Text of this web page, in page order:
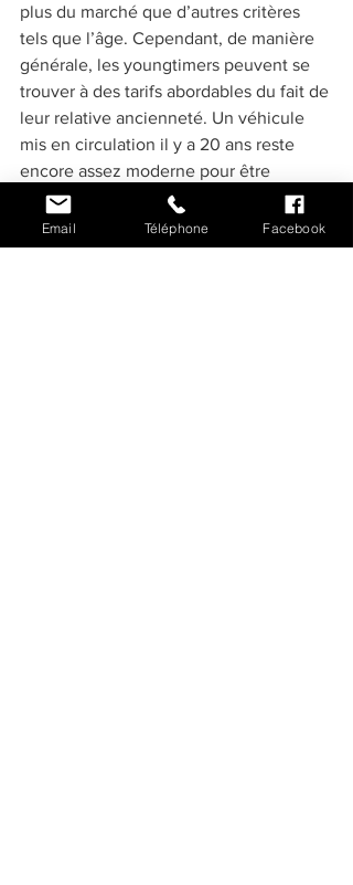
plus du marché que d’autres critères
tels que l’âge. Cependant, de manière
générale, les youngtimers peuvent se
trouver à des tarifs abordables du fait de
leur relative ancienneté. Un véhicule
mis en circulation il y a 20 ans reste
encore assez moderne pour être
entretenu facilement, tout en
commençant à arborer ses premières
lettres de noblesse.
Email Téléphone Facebook